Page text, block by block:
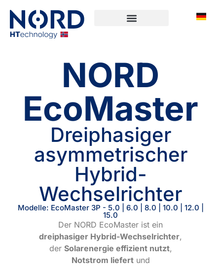
NORD
EcoMaster
Dreiphasiger
asymmetrischer
Hybrid-
Wechselrichter
Modelle: EcoMaster 3P - 5.0 | 6.0 | 8.0 | 10.0 | 12.0 |
15.0
Der NORD EcoMaster ist ein
dreiphasiger Hybrid-Wechselrichter,
der Solarenergie effizient nutzt,
Notstrom liefertund